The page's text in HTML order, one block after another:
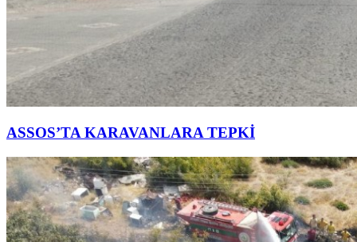
ASSOS’TA KARAVANLARA TEPKİ